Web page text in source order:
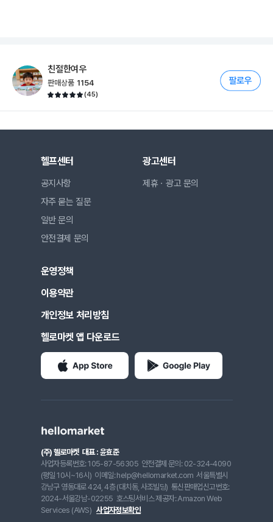
친절한여우
판매상품 1154
(45)
헬프센터
공지사항
자주 묻는 질문
일반 문의
안전결제 문의
광고센터
제휴ㆍ광고 문의
운영정책
이용약관
개인정보 처리방침
헬로마켓 앱 다운로드
(주) 헬로마켓 대표 : 윤효준
사업자등록번호: 105-87-56305 안전결제 문의: 02-324-4090
(평일 10시~16시) 이메일: help@hellomarket.com 서울특별시
강남구 영동대로 424, 4층 (대치동, 사조빌딩) 통신판매업신고번호:
2024-서울강남-02255 호스팅서비스 제공자: Amazon Web
Services (AWS) 사업자정보확인